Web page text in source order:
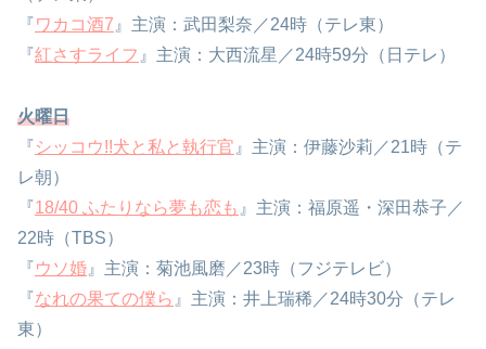
『ワカコ酒7 』主演：武田梨奈／24時（テレ東）
『紅さすライフ 』主演：大西流星／24時59分（日テレ）
火曜日
『シッコウ!!犬と私と執行官 』主演：伊藤沙莉／21時（テ
レ朝）
『18/40 ふたりなら夢も恋も 』主演：福原遥・深田恭子／
22時（TBS）
『ウソ婚 』主演：菊池風磨／23時（フジテレビ）
『なれの果ての僕ら 』主演：井上瑞稀／24時30分（テレ
東）